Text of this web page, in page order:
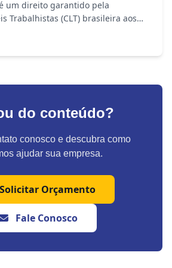
um direito garantido pela
Trabalhistas (CLT) brasileira aos
do conteúdo?
conosco e descubra como
ajudar sua empresa.
Solicitar Orçamento
Fale Conosco